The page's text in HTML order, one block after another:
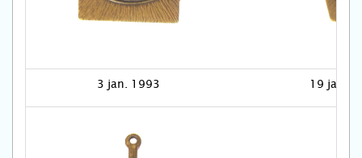
3 jan. 1993 19 jan.